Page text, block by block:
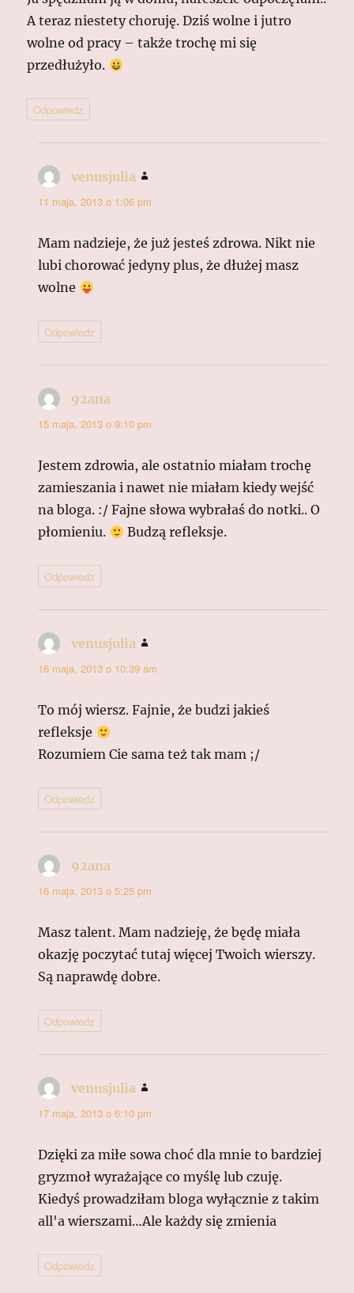
A teraz niestety choruję. Dziś wolne i jutro
wolne od pracy – także trochę mi się
przedłużyło.
Odpowiedz
venusjulia
11 maja, 2013 o 1:06 pm
Mam nadzieje, że już jesteś zdrowa. Nikt nie
lubi chorować jedyny plus, że dłużej masz
wolne
Odpowiedz
92ana
15 maja, 2013 o 9:10 pm
Jestem zdrowia, ale ostatnio miałam trochę
zamieszania i nawet nie miałam kiedy wejść
na bloga. :/ Fajne słowa wybrałaś do notki.. O
płomieniu.
Budzą refleksje.
Odpowiedz
venusjulia
16 maja, 2013 o 10:39 am
To mój wiersz. Fajnie, że budzi jakieś
refleksje
Rozumiem Cie sama też tak mam ;/
Odpowiedz
92ana
16 maja, 2013 o 5:25 pm
Masz talent. Mam nadzieję, że będę miała
okazję poczytać tutaj więcej Twoich wierszy.
Są naprawdę dobre.
Odpowiedz
venusjulia
17 maja, 2013 o 6:10 pm
Dzięki za miłe sowa choć dla mnie to bardziej
gryzmoł wyrażające co myślę lub czuję.
Kiedyś prowadziłam bloga wyłącznie z takim
all'a wierszami…Ale każdy się zmienia
Odpowiedz